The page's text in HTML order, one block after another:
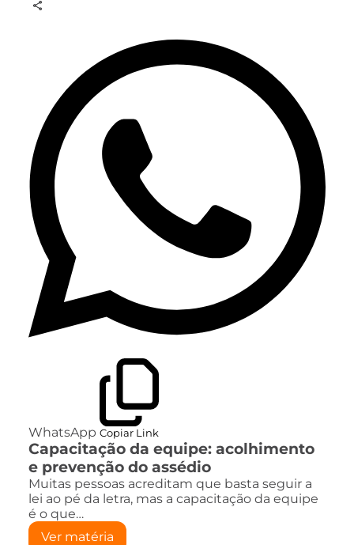
WhatsApp Copiar Link
Capacitação da equipe: acolhimento
e prevenção do assédio
Muitas pessoas acreditam que basta seguir a
lei ao pé da letra, mas a capacitação da equipe
é o que…
Ver matéria